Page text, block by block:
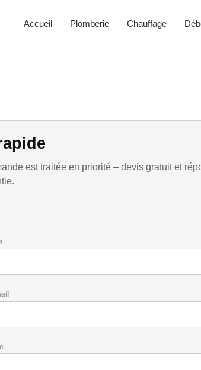
Accueil Plomberie Chauffage
est traitée en priorité – devis gratuit et